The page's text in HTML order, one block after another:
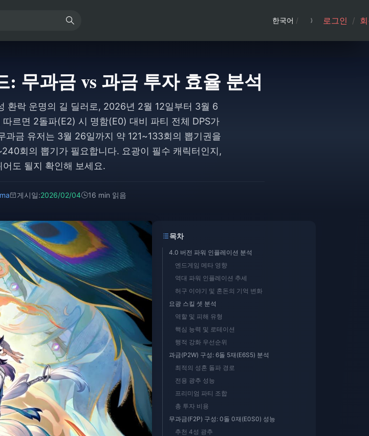
한국어 / 로그인 /
무과금 vs 과금 투자 효율 분석
환락 운명의 길 딜러로, 2026년 2월 12일부터 3월 6
르면 2돌파(E2) 시 명함(E0) 대비 파티 전체 DPS가
과금 유저는 3월 26일까지 약 121~133회의 뽑기권을
회의 뽑기가 필요합니다. 요광이 필수 캐릭터인지,
어도 될지 확인해 보세요.
게시일:2026/02/04 16 min 읽음
목차
4.0 버전 파워 인플레이션 분석
엔드게임 메타 영향
역대 파워 인플레이션 추세
허구 이야기 및 혼돈의 기억 변화
요광 스킬 셋 분석
역할 및 피해 유형
핵심 능력 및 로테이션
행적 강화 우선순위
과금(P2W) 구성: 6돌 5재(E6S5) 분석
최적의 성혼 돌파 경로
전용 광추 성능
프리미엄 파티 조합
총 투자 비용
무과금(F2P) 구성: 0돌 0재(E0S0) 성능
추천 4성 광추